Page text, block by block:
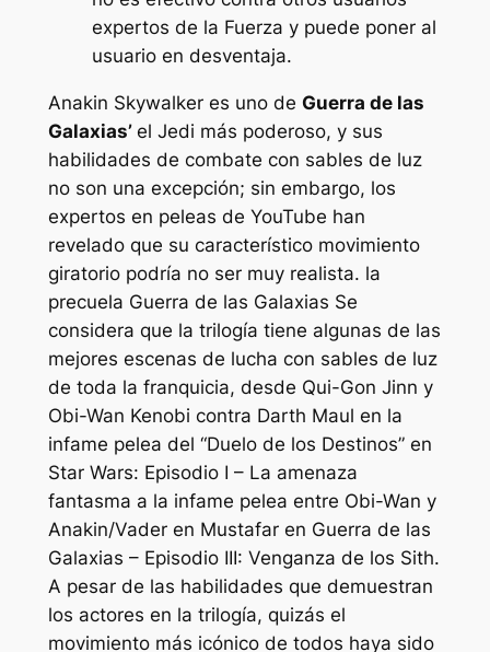
expertos de la Fuerza y ​​puede poner al
usuario en desventaja.
Anakin Skywalker es uno de Guerra de las
Galaxias’ el Jedi más poderoso, y sus
habilidades de combate con sables de luz
no son una excepción; sin embargo, los
expertos en peleas de YouTube han
revelado que su característico movimiento
giratorio podría no ser muy realista. la
precuela Guerra de las Galaxias Se
considera que la trilogía tiene algunas de las
mejores escenas de lucha con sables de luz
de toda la franquicia, desde Qui-Gon Jinn y
Obi-Wan Kenobi contra Darth Maul en la
infame pelea del “Duelo de los Destinos” en
Star Wars: Episodio I – La amenaza
fantasma a la infame pelea entre Obi-Wan y
Anakin/Vader en Mustafar en Guerra de las
Galaxias – Episodio III: Venganza de los Sith.
A pesar de las habilidades que demuestran
los actores en la trilogía, quizás el
movimiento más icónico de todos haya sido